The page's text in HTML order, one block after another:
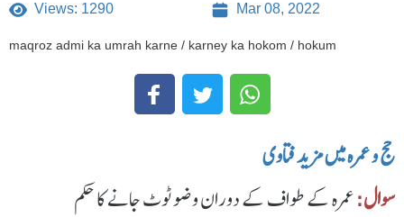
Views: 1290 Mar 08, 2022
maqroz admi ka umrah karne / karney ka hokom / hokum
حج و عمرہ میں مزید فتاوی
سوال:عمرہ کے طواف کے دوران وضو ٹوٹ جانے کا حکم